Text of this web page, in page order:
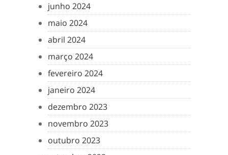
junho 2024
maio 2024
abril 2024
março 2024
fevereiro 2024
janeiro 2024
dezembro 2023
novembro 2023
outubro 2023